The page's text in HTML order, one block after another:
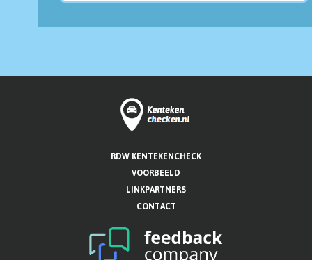
RDW KENTEKENCHECK
VOORBEELD
LINKPARTNERS
CONTACT